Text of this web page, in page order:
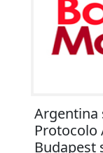
Argentina
Protocolo
Budapest